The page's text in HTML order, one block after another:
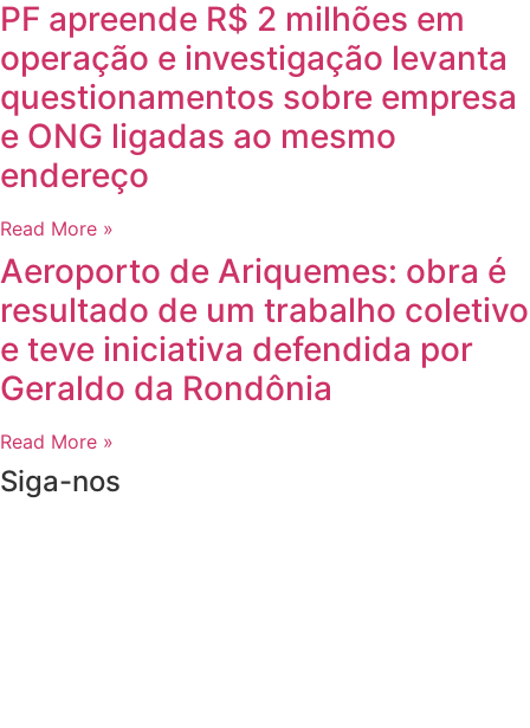
PF apreende R$ 2 milhões em
operação e investigação levanta
questionamentos sobre empresa
e ONG ligadas ao mesmo
endereço
Read More »
Aeroporto de Ariquemes: obra é
resultado de um trabalho coletivo
e teve iniciativa defendida por
Geraldo da Rondônia
Read More »
Siga-nos